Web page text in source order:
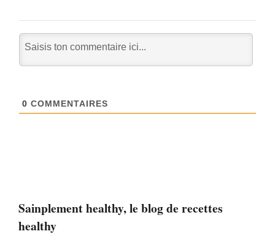
Sainplement healthy, le blog de recettes
healthy
0 COMMENTAIRES